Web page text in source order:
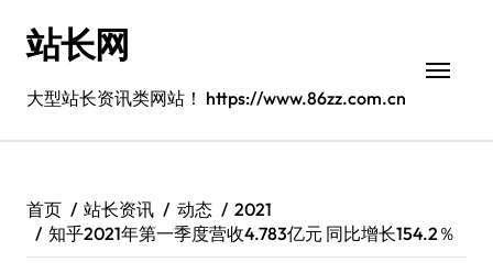
站长网
大型站长资讯类网站！ https://www.86zz.com.cn
首页 站长资讯 动态
2021
知乎2021年第一季度营收4.783亿元 同比增长154.2％